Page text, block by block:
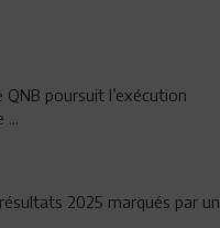
QNB poursuit l’exécution
2025 marqués par un